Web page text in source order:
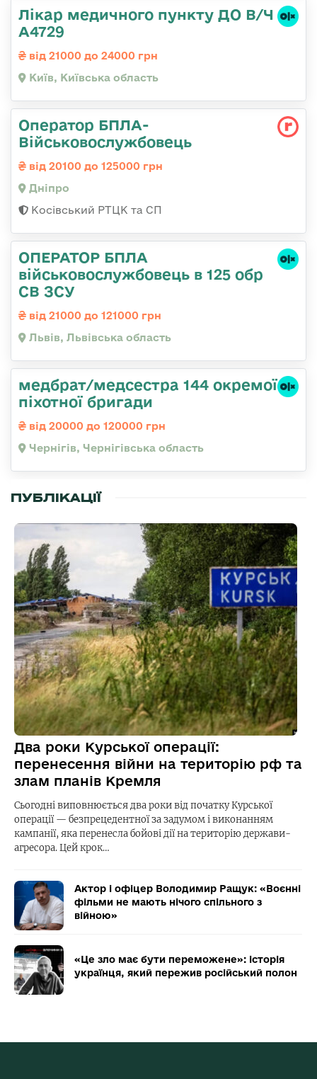
Лікар медичного пункту ДО В/Ч
А4729
від 21000 до 24000 грн
Київ, Київська область
Оператор БПЛА-
Військовослужбовець
від 20100 до 125000 грн
Дніпро
Косівський РТЦК та СП
ОПЕРАТОР БПЛА
військовослужбовець в 125 обр
СВ ЗСУ
від 21000 до 121000 грн
Львів, Львівська область
медбрат/медсестра 144 окремої
піхотної бригади
від 20000 до 120000 грн
Чернігів, Чернігівська область
ПУБЛІКАЦІЇ
Два роки Курської операції:
перенесення війни на територію рф та
злам планів Кремля
Сьогодні виповнюється два роки від початку Курської
операції — безпрецедентної за задумом і виконанням
кампанії, яка перенесла бойові дії на територію держави-
агресора. Цей крок…
Актор і офіцер Володимир Ращук: «Воєнні
фільми не мають нічого спільного з
війною»
«Це зло має бути переможене»: історія
українця, який пережив російський полон